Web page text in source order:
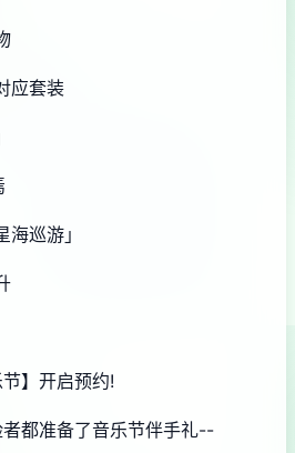
应套装
巡游」
】开启预约!
都准备了音乐节伴手礼--